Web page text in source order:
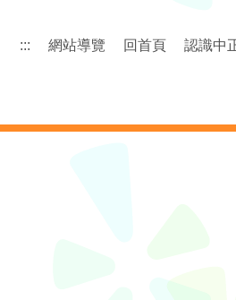
::: 網站導覽 回首頁 認識中